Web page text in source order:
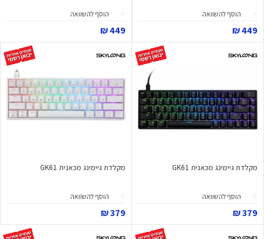
הוסף להשוואה
449 ₪
הוסף להשוואה
449 ₪
מקלדת גיימינג מכאנית GK61
הוסף להשוואה
379 ₪
מקלדת גיימינג מכאנית GK61
הוסף להשוואה
379 ₪